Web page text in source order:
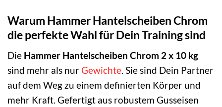
Warum Hammer Hantelscheiben Chrom
die perfekte Wahl für Dein Training sind
Die Hammer Hantelscheiben Chrom 2 x 10 kg
sind mehr als nur Gewichte. Sie sind Dein Partner
auf dem Weg zu einem definierten Körper und
mehr Kraft. Gefertigt aus robustem Gusseisen